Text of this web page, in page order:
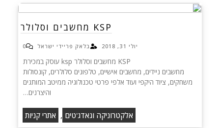
KSP מחשבים וסלולר
יולי 31, 2018 בלאק פריידי ישראל 0
KSP מחשבים וסלולר ksp עוסק במכירת
מחשבים ניידים, מחשבים אישיים, טלפונים סלולרים, קונסולות
משחקים, ציוד היקפי ועוד אלפי פרטי טכנולוגיה ממיטב המותגים
והיצרנים…
אלקטרוניקה וגאדג'טים , אתרי קניות